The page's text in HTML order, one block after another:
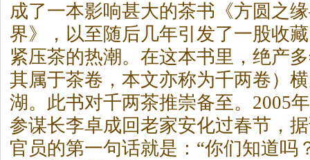
成了一本影响甚大的茶书《方圆之
界》，以至随后几年引发了一股收
紧压茶的热潮。在这本书里，绝产
其属于茶卷，本文亦称为千两卷）
湖。此书对千两茶推崇备至。2005
参谋长李卓成回老家安化过春节，
官员的第一句话就是：“你们知道吗